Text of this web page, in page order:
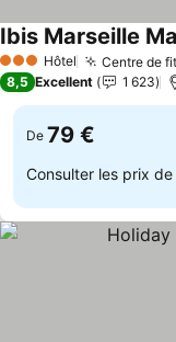
3 ÉtoilesHôtel Centre de
Ibis Marseille
8,5 Excellent 1 623
De 79 €
Consulter les prix de